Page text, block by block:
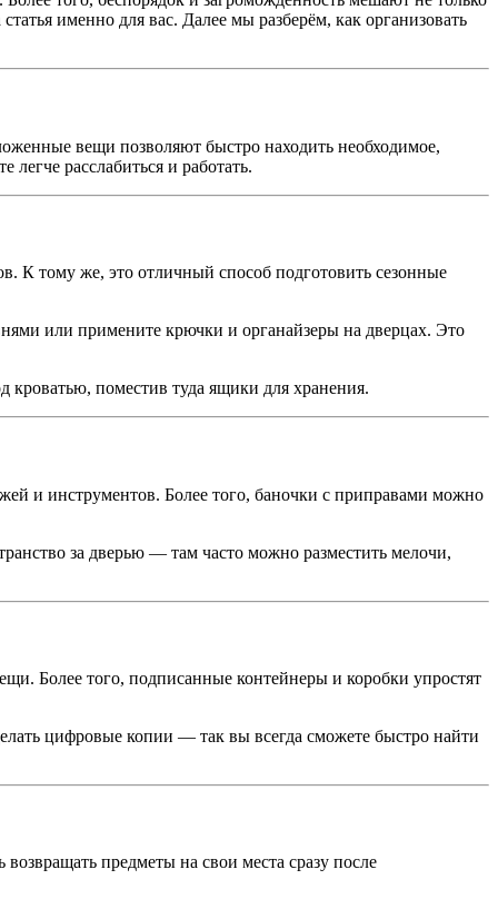
именно для вас. Далее мы разберём, как организовать
вещи позволяют быстро находить необходимое,
расслабиться и работать.
К тому же, это отличный способ подготовить сезонные
или примените крючки и органайзеры на дверцах. Это
кроватью, поместив туда ящики для хранения.
и инструментов. Более того, баночки с приправами можно
за дверью — там часто можно разместить мелочи,
Более того, подписанные контейнеры и коробки упростят
цифровые копии — так вы всегда сможете быстро найти
предметы на свои места сразу после